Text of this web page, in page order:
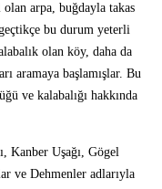
arpa, buğdayla takas
bu durum yeterli
olan köy, daha da
aramaya başlamışlar. Bu
ve kalabalığı hakkında
Kanber Uşağı, Gögel
ve Dehmenler adlarıyla